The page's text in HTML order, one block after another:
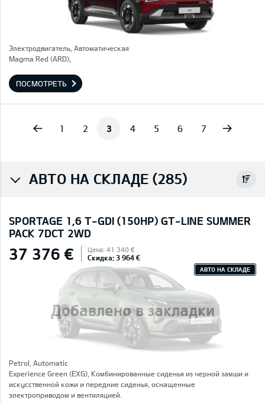
Электродвигатель, Автоматическая
Magma Red (ARD),
ПОСМОТРЕТЬ
1 2 3 4 5 6 7
АВТО НА СКЛАДЕ (285)
SPORTAGE 1,6 T-GDI (150HP) GT-LINE SUMMER
PACK 7DCT 2WD
Добавлено в закладки
37 376 € Цена: 41 340 €
Скидка: 3 964 €
АВТО НА СКЛАДЕ
Petrol, Automatic
Experience Green (EXG), Комбинированные сиденья из черной замши и
искусственной кожи и передние сиденья, оснащенные
электроприводом и вентиляцией.